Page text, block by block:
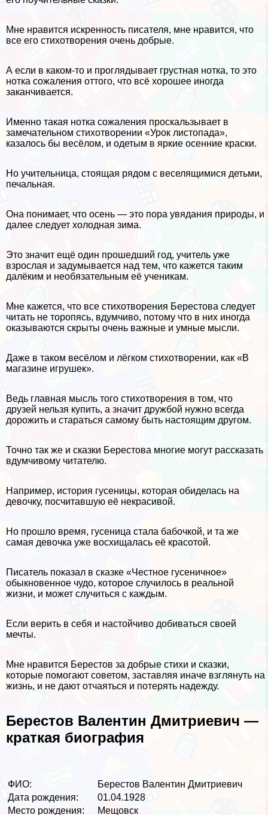
Мне нравится искренность писателя, мне нравится, что
все его стихотворения очень добрые.
А если в каком-то и проглядывает грустная нотка, то это
нотка сожаления оттого, что всё хорошее иногда
заканчивается.
Именно такая нотка сожаления проскальзывает в
замечательном стихотворении «Урок листопада»,
казалось бы весёлом, и одетым в яркие осенние краски.
Но учительница, стоящая рядом с веселящимися детьми,
печальная.
Она понимает, что осень — это пора увядания природы, и
далее следует холодная зима.
Это значит ещё один прошедший год, учитель уже
взрослая и задумывается над тем, что кажется таким
далёким и необязательным её ученикам.
Мне кажется, что все стихотворения Берестова следует
читать не торопясь, вдумчиво, потому что в них иногда
оказываются скрыты очень важные и умные мысли.
Даже в таком весёлом и лёгком стихотворении, как «В
магазине игрушек».
Ведь главная мысль того стихотворения в том, что
друзей нельзя купить, а значит дружбой нужно всегда
дорожить и стараться самому быть настоящим другом.
Точно так же и сказки Берестова многие могут рассказать
вдумчивому читателю.
Например, история гусеницы, которая обиделась на
дeвoчку, посчитавшую её некрасивой.
Но прошло время, гусеница стала бабочкой, и та же
самая дeвoчка уже восхищалась её красотой.
Писатель показал в сказке «Честное гусеничное»
обыкновенное чудо, которое случилось в реальной
жизни, и может случиться с каждым.
Если верить в себя и настойчиво добиваться своей
мечты.
Мне нравится Берестов за добрые стихи и сказки,
которые помогают советом, заставляя иначе взглянуть на
жизнь, и не дают отчаяться и потерять надежду.
Берестов Валентин Дмитриевич —
краткая биография
ФИО:
Берестов Валентин Дмитриевич
Дата рождения:
01.04.1928
Место рождения:
Мещовск